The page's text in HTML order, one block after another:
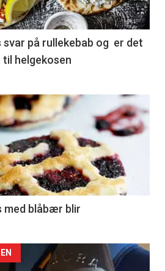
svar på rullekebab og er det
helgekosen
med blåbær blir